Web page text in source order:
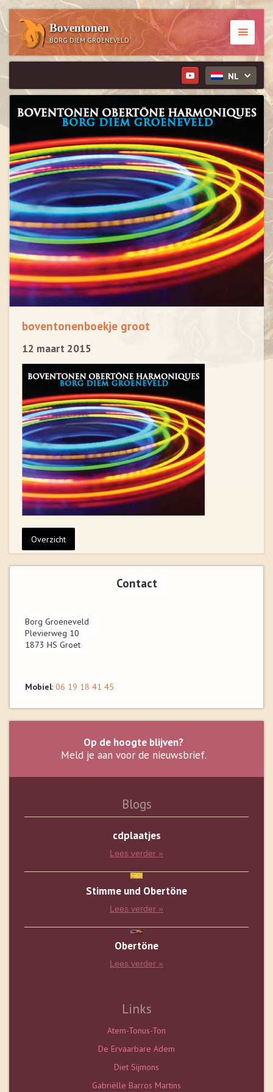
Boventonen
BORG DIEM GROENEVELD
NL
boventonenboekje groot
12 maart 2015
Overzicht
Contact
Borg Groeneveld
Plevierweg 10
1873 HS Groet
Mobiel: 06 19 18 41 45
Op de hoogte blijven?
Meld je aan voor de nieuwsbrief.
Blogs
cdplaatjes
Lees verder »
Stimme und Obertöne
Lees verder »
Obertöne
Lees verder »
Links
Atem-Tonus-Ton
De Ervaarbare Adem
Diet Sijmons
Gabriëlle Barros Martins